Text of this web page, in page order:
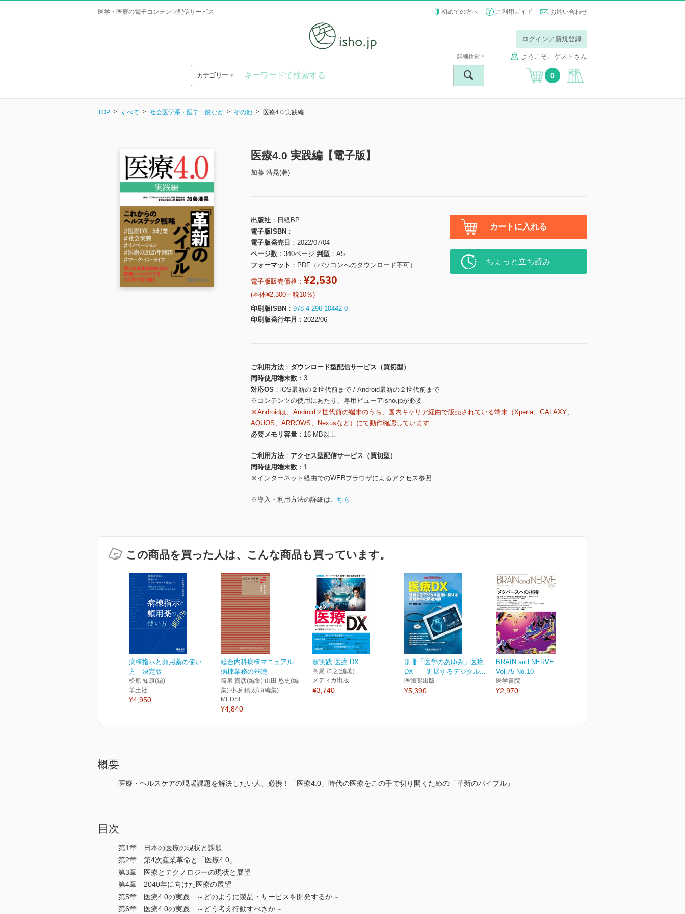
医学・医療の電子コンテンツ配信サービス 初めての方へ ご利用ガイド お問い合わせ
ログイン／新規登録
ようこそ、ゲストさん
カテゴリー
詳細検索
0
TOP すべて 社会医学系・医学一般など その他 医療4.0 実践編
医療4.0 実践編【電子版】
加藤 浩晃(著)
出版社
日経BP
電子版ISBN
電子版発売日
2022/07/04
ページ数
340ページ 判型
A5
フォーマット
PDF（パソコンへのダウンロード不可）
電子版販売価格： ¥2,530
(本体¥2,300＋税10％)
印刷版ISBN
978-4-296-10442-0
印刷版発行年月
2022/06
カートに入れる
ちょっと立ち読み
ご利用方法
ダウンロード型配信サービス（買切型）
同時使用端末数
3
対応OS
iOS最新の２世代前まで / Android最新の２世代前まで
※コンテンツの使用にあたり、専用ビューアisho.jpが必要
※Androidは、Android２世代前の端末のうち、国内キャリア経由で販売されている端末（Xperia、GALAXY、
AQUOS、ARROWS、Nexusなど）にて動作確認しています
必要メモリ容量
16 MB以上
ご利用方法
アクセス型配信サービス（買切型）
同時使用端末数
1
※インターネット経由でのWEBブラウザによるアクセス参照
※導入・利用方法の詳細はこちら
この商品を買った人は、こんな商品も買っています。
病棟指示と頻用薬の使い
方 決定版
松原 知康(編)
羊土社
¥4,950
総合内科病棟マニュアル
病棟業務の基礎
筒泉 貴彦(編集) 山田 悠史(編
集) 小坂 鎮太郎(編集)
MEDSI
¥4,840
超実践 医療 DX
髙尾 洋之(編著)
メディカ出版
¥3,740
別冊「医学のあゆみ」医療
DX――進展するデジタル...
医歯薬出版
¥5,390
BRAIN and NERVE
Vol.75 No.10
医学書院
¥2,970
概要
医療・ヘルスケアの現場課題を解決したい人、必携！「医療4.0」時代の医療をこの手で切り開くための「革新のバイブル」
目次
第1章 日本の医療の現状と課題
第2章 第4次産業革命と「医療4.0」
第3章 医療とテクノロジーの現状と展望
第4章 2040年に向けた医療の展望
第5章 医療4.0の実践 ～どのように製品・サービスを開発するか～
第6章 医療4.0の実践 ～どう考え行動すべきか～